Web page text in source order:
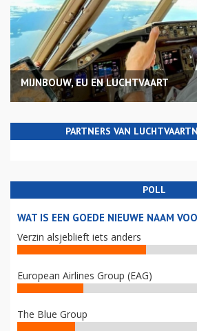
MIJNBOUW, EU EN LUCHTVAART
PARTNERS VAN
POLL
WAT IS EEN GOEDE NIEUWE NAAM
Verzin alsjeblieft iets anders
European Airlines Group (EAG)
The Blue Group